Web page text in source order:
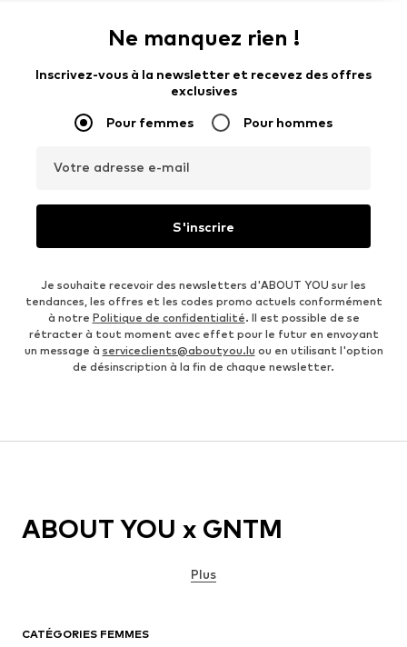
Ne manquez rien !
Inscrivez-vous à la newsletter et recevez des offres
exclusives
Pour femmes Pour hommes
Votre adresse e-mail
S'inscrire
Je souhaite recevoir des newsletters d'ABOUT YOU sur les
tendances, les offres et les codes promo actuels conformément
à notre Politique de confidentialité. Il est possible de se
rétracter à tout moment avec effet pour le futur en envoyant
un message à serviceclients@aboutyou.lu ou en utilisant l'option
de désinscription à la fin de chaque newsletter.
CATÉGORIES FEMMES
ABOUT YOU x GNTM
Plus